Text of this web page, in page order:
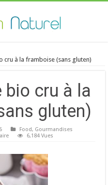
cru à la framboise (sans gluten)
bio cru à la
gluten)
Food, Gourmandises
6,184 Vues